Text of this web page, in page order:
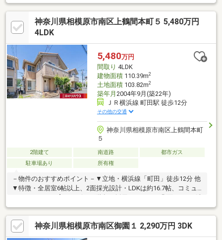
神奈川県相模原市南区上鶴間本町５ 5,480万円
4LDK
5,480万円
間取り 4LDK
建物面積110.39m2
土地面積103.82m2
築年月 2004年9月(築22年)
ＪＲ横浜線 町田駅 徒歩12分
その他の交通
神奈川県相模原市南区上鶴間本町
５
2階建て 南道路
都市ガス
駐車場あり
所有権
－物件のおすすめポイント－▼立地・横浜線「町田」徒歩12分 他
▼特徴・全居室6帖以上、2面採光設計・LDKは約16.7帖、コミュ
ニケーションを育むリビング階段を採用・キッチン背面に2WAY洗
面室有、家事動線良好・独立配置の和室は客間としても活用可・
WIC等、各洋室・和室・各階廊下に収納を設置・主寝室含む2室を
跨ぐ南東向きバルコニー付・駐車場有(車種による)▼周辺環境・
相模原市立谷口小学校 徒歩1分(約60m)・sanwa上鶴間店 徒歩4分
神奈川県相模原市南区御園１ 2,290万円 3DK